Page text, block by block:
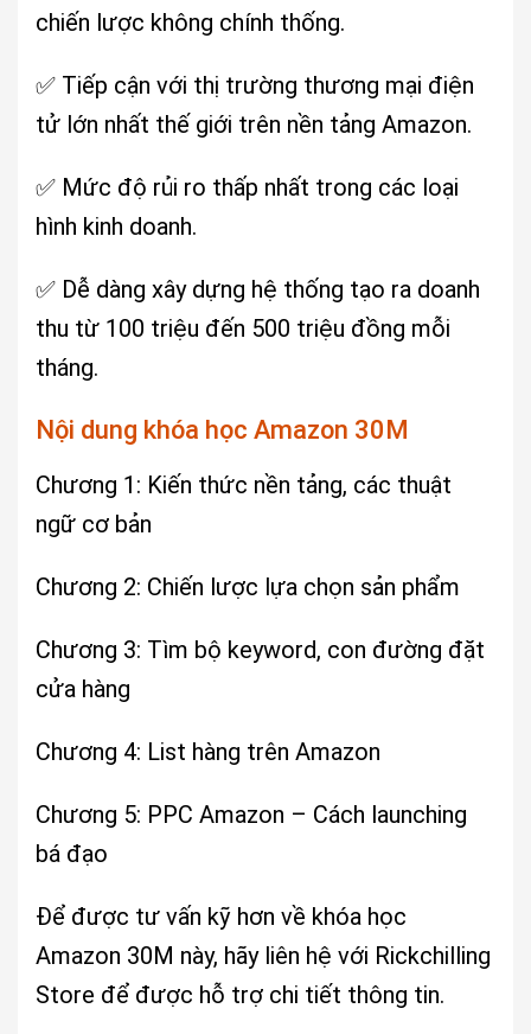
chiến lược không chính thống.
✅ Tiếp cận với thị trường thương mại điện
tử lớn nhất thế giới trên nền tảng Amazon.
✅ Mức độ rủi ro thấp nhất trong các loại
hình kinh doanh.
✅ Dễ dàng xây dựng hệ thống tạo ra doanh
thu từ 100 triệu đến 500 triệu đồng mỗi
tháng.
Nội dung khóa học Amazon 30M
Chương 1: Kiến thức nền tảng, các thuật
ngữ cơ bản
Chương 2: Chiến lược lựa chọn sản phẩm
Chương 3: Tìm bộ keyword, con đường đặt
cửa hàng
Chương 4: List hàng trên Amazon
Chương 5: PPC Amazon – Cách launching
bá đạo
Để được tư vấn kỹ hơn về khóa học
Amazon 30M này, hãy liên hệ với Rickchilling
Store để được hỗ trợ chi tiết thông tin.